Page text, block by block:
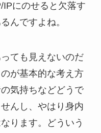
IPにのせると欠落す
んですよね。
ても見えないのだ
が基本的な考え方
気持ちなどどうで
んし、やはり身内
ります。どういう